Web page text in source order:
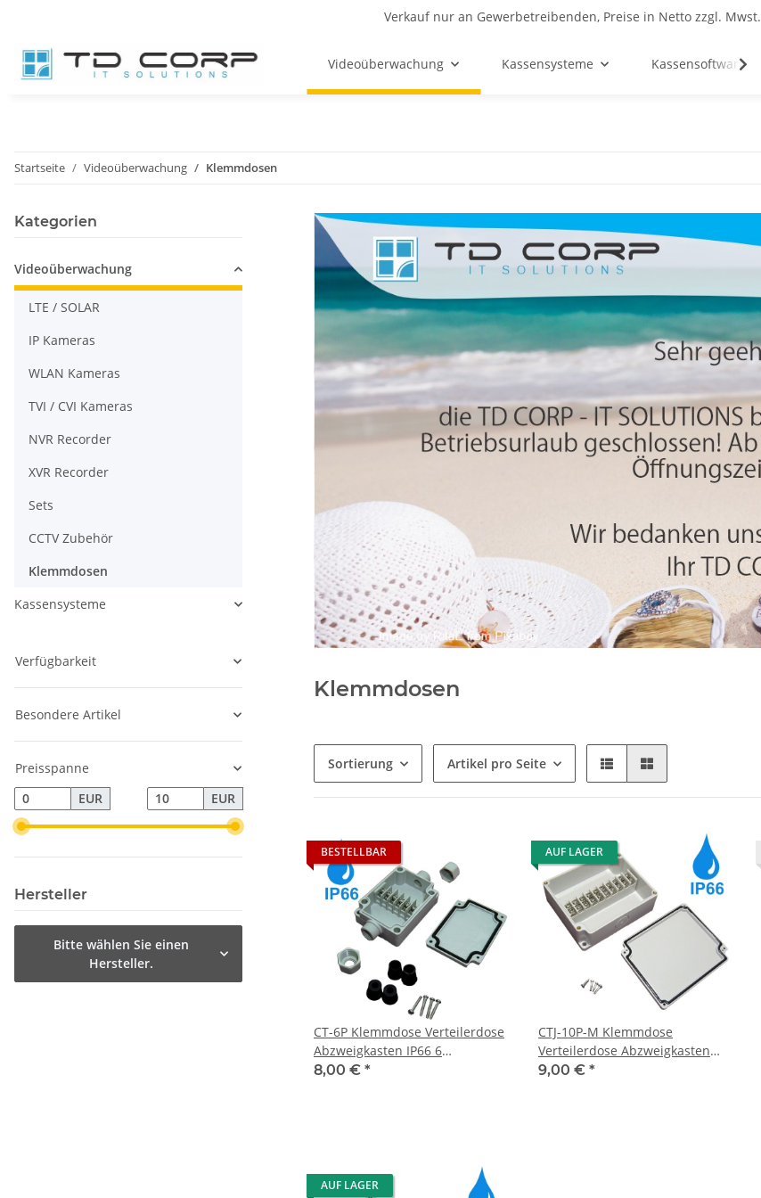
Verkauf nur an Gewerbetreibenden, Preise in Netto zzgl. Mwst.
Videoüberwachung Kassensysteme Kassensoftware
Startseite Videoüberwachung Klemmdosen
Klemmdosen
Sortierung Artikel pro Seite
BESTELLBAR
CT-6P Klemmdose Verteilerdose
Abzweigkasten IP66 6
Anschlüsse
8,00 € *
AUF LAGER
CTJ-10P-M Klemmdose
Verteilerdose Abzweigkasten
IP66 10 Anschlüsse
9,00 € *
AUF LAGER
Kategorien
Videoüberwachung
LTE / SOLAR
IP Kameras
WLAN Kameras
TVI / CVI Kameras
NVR Recorder
XVR Recorder
Sets
CCTV Zubehör
Klemmdosen
Kassensysteme
Verfügbarkeit
Besondere Artikel
Preisspanne
EUR
EUR
Hersteller
Bitte wählen Sie einen
Hersteller.